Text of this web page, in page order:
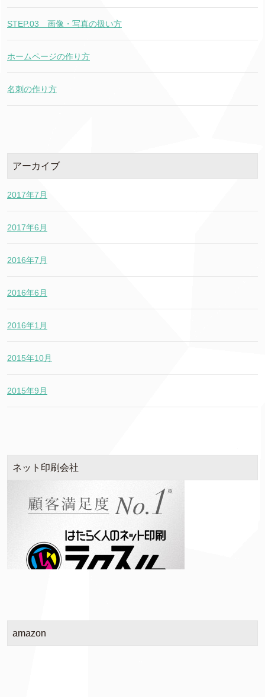
STEP.03＿画像・写真の扱い方
ホームページの作り方
名刺の作り方
アーカイブ
2017年7月
2017年6月
2016年7月
2016年6月
2016年1月
2015年10月
2015年9月
ネット印刷会社
amazon